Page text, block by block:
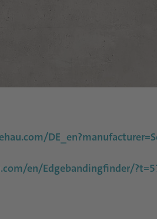
en/Edgebandingfinder/